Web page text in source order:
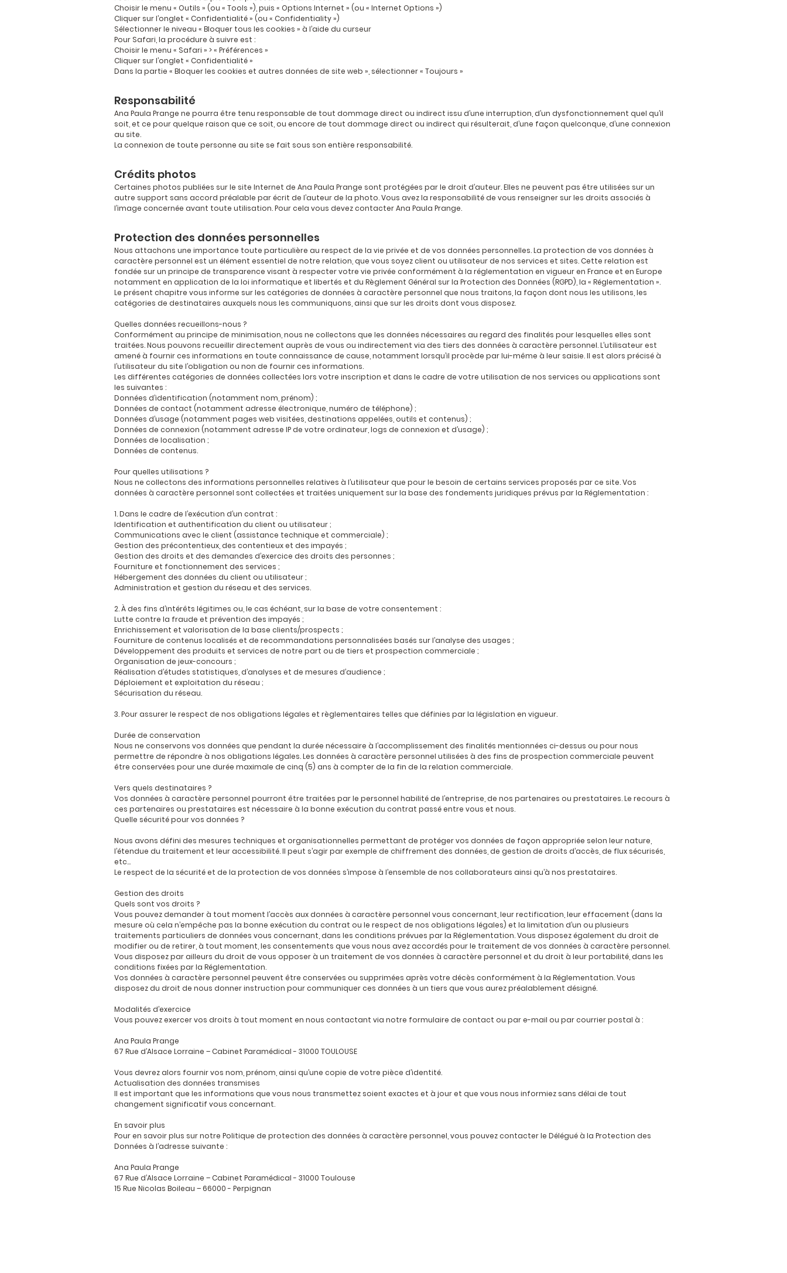
Choisir le menu « Outils » (ou « Tools »), puis « Options Internet » (ou « Internet Options »)
Cliquer sur l’onglet « Confidentialité » (ou « Confidentiality »)
Sélectionner le niveau « Bloquer tous les cookies » à l’aide du curseur
Pour Safari, la procédure à suivre est :
Choisir le menu « Safari » > « Préférences »
Cliquer sur l’onglet « Confidentialité »
Dans la partie « Bloquer les cookies et autres données de site web », sélectionner « Toujours »
Responsabilité
Ana Paula Prange ne pourra être tenu responsable de tout dommage direct ou indirect issu d’une interruption, d’un dysfonctionnement quel qu’il
soit, et ce pour quelque raison que ce soit, ou encore de tout dommage direct ou indirect qui résulterait, d’une façon quelconque, d’une connexion
au site.
La connexion de toute personne au site se fait sous son entière responsabilité.
Crédits photos
Certaines photos publiées sur le site Internet de Ana Paula Prange sont protégées par le droit d’auteur. Elles ne peuvent pas être utilisées sur un
autre support sans accord préalable par écrit de l’auteur de la photo. Vous avez la responsabilité de vous renseigner sur les droits associés à
l’image concernée avant toute utilisation. Pour cela vous devez contacter Ana Paula Prange.
Protection des données personnelles
Nous attachons une importance toute particulière au respect de la vie privée et de vos données personnelles. La protection de vos données à
caractère personnel est un élément essentiel de notre relation, que vous soyez client ou utilisateur de nos services et sites. Cette relation est
fondée sur un principe de transparence visant à respecter votre vie privée conformément à la réglementation en vigueur en France et en Europe
notamment en application de la loi informatique et libertés et du Règlement Général sur la Protection des Données (RGPD), la « Réglementation ».
Le présent chapitre vous informe sur les catégories de données à caractère personnel que nous traitons, la façon dont nous les utilisons, les
catégories de destinataires auxquels nous les communiquons, ainsi que sur les droits dont vous disposez.
Quelles données recueillons-nous ?
Conformément au principe de minimisation, nous ne collectons que les données nécessaires au regard des finalités pour lesquelles elles sont
traitées. Nous pouvons recueillir directement auprès de vous ou indirectement via des tiers des données à caractère personnel. L’utilisateur est
amené à fournir ces informations en toute connaissance de cause, notamment lorsqu’il procède par lui-même à leur saisie. Il est alors précisé à
l’utilisateur du site l’obligation ou non de fournir ces informations.
Les différentes catégories de données collectées lors votre inscription et dans le cadre de votre utilisation de nos services ou applications sont
les suivantes :
Données d’identification (notamment nom, prénom) ;
Données de contact (notamment adresse électronique, numéro de téléphone) ;
Données d’usage (notamment pages web visitées, destinations appelées, outils et contenus) ;
Données de connexion (notamment adresse IP de votre ordinateur, logs de connexion et d’usage) ;
Données de localisation ;
Données de contenus.
Pour quelles utilisations ?
Nous ne collectons des informations personnelles relatives à l’utilisateur que pour le besoin de certains services proposés par ce site. Vos
données à caractère personnel sont collectées et traitées uniquement sur la base des fondements juridiques prévus par la Réglementation :
1. Dans le cadre de l’exécution d’un contrat :
Identification et authentification du client ou utilisateur ;
Communications avec le client (assistance technique et commerciale) ;
Gestion des précontentieux, des contentieux et des impayés ;
Gestion des droits et des demandes d’exercice des droits des personnes ;
Fourniture et fonctionnement des services ;
Hébergement des données du client ou utilisateur ;
Administration et gestion du réseau et des services.
2. À des fins d’intérêts légitimes ou, le cas échéant, sur la base de votre consentement :
Lutte contre la fraude et prévention des impayés ;
Enrichissement et valorisation de la base clients/prospects ;
Fourniture de contenus localisés et de recommandations personnalisées basés sur l’analyse des usages ;
Développement des produits et services de notre part ou de tiers et prospection commerciale ;
Organisation de jeux-concours ;
Réalisation d’études statistiques, d’analyses et de mesures d’audience ;
Déploiement et exploitation du réseau ;
Sécurisation du réseau.
3. Pour assurer le respect de nos obligations légales et règlementaires telles que définies par la législation en vigueur.
Durée de conservation
Nous ne conservons vos données que pendant la durée nécessaire à l’accomplissement des finalités mentionnées ci-dessus ou pour nous
permettre de répondre à nos obligations légales. Les données à caractère personnel utilisées à des fins de prospection commerciale peuvent
être conservées pour une durée maximale de cinq (5) ans à compter de la fin de la relation commerciale.
Vers quels destinataires ?
Vos données à caractère personnel pourront être traitées par le personnel habilité de l’entreprise, de nos partenaires ou prestataires. Le recours à
ces partenaires ou prestataires est nécessaire à la bonne exécution du contrat passé entre vous et nous.
Quelle sécurité pour vos données ?
Nous avons défini des mesures techniques et organisationnelles permettant de protéger vos données de façon appropriée selon leur nature,
l’étendue du traitement et leur accessibilité. Il peut s’agir par exemple de chiffrement des données, de gestion de droits d’accès, de flux sécurisés,
etc…
Le respect de la sécurité et de la protection de vos données s’impose à l’ensemble de nos collaborateurs ainsi qu’à nos prestataires.
Gestion des droits
Quels sont vos droits ?
Vous pouvez demander à tout moment l’accès aux données à caractère personnel vous concernant, leur rectification, leur effacement (dans la
mesure où cela n’empêche pas la bonne exécution du contrat ou le respect de nos obligations légales) et la limitation d’un ou plusieurs
traitements particuliers de données vous concernant, dans les conditions prévues par la Réglementation. Vous disposez également du droit de
modifier ou de retirer, à tout moment, les consentements que vous nous avez accordés pour le traitement de vos données à caractère personnel.
Vous disposez par ailleurs du droit de vous opposer à un traitement de vos données à caractère personnel et du droit à leur portabilité, dans les
conditions fixées par la Réglementation.
Vos données à caractère personnel peuvent être conservées ou supprimées après votre décès conformément à la Réglementation. Vous
disposez du droit de nous donner instruction pour communiquer ces données à un tiers que vous aurez préalablement désigné.
Modalités d’exercice
Vous pouvez exercer vos droits à tout moment en nous contactant via notre formulaire de contact ou par e-mail ou par courrier postal à :
Ana Paula Prange
67 Rue d’Alsace Lorraine – Cabinet Paramédical - 31000 TOULOUSE
Vous devrez alors fournir vos nom, prénom, ainsi qu’une copie de votre pièce d’identité.
Actualisation des données transmises
Il est important que les informations que vous nous transmettez soient exactes et à jour et que vous nous informiez sans délai de tout
changement significatif vous concernant.
En savoir plus
Pour en savoir plus sur notre Politique de protection des données à caractère personnel, vous pouvez contacter le Délégué à la Protection des
Données à l’adresse suivante :
Ana Paula Prange
67 Rue d’Alsace Lorraine – Cabinet Paramédical - 31000 Toulouse
15 Rue Nicolas Boileau – 66000 - Perpignan